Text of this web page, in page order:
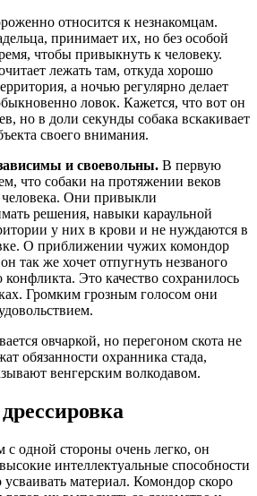
относится к незнакомцам.
принимает их, но без особой
чтобы привыкнуть к человеку.
лежать там, откуда хорошо
а ночью регулярно делает
ловок. Кажется, что вот он
но в доли секунды собака вскакивает
своего внимания.
и своевольны. В первую
что собаки на протяжении веков
человека. Они привыкли
решения, навыки караульной
у них в крови и не нуждаются в
О приближении чужих комондор
так же хочет отпугнуть незваного
конфликта. Это качество сохранилось
Громким грозным голосом они
овчаркой, но перегоном скота не
обязанности охранника стада,
венгерским волкодавом.
с одной стороны очень легко, он
интеллектуальные способности
материал. Комондор скоро